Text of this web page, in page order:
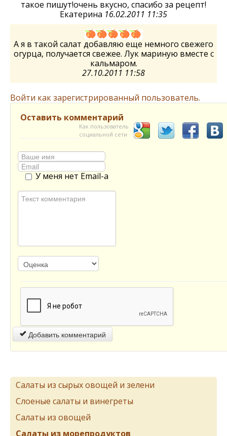
такое пишут!очень вкусно, спасибо за рецепт!
Екатерина 16.02.2011 11:35
А я в такой салат добавляю еще немного свежего
огурца, получается свежее. Лук мариную вместе с
кальмаром.
27.10.2011 11:58
Войти как зарегистрированный пользователь.
Оставить комментарий
Как пользователь
социальной сети
У меня нет Email-а
Добавить комментарий
Салаты из сырых овощей и зелени
Слоеные салаты и винегреты
Салаты из овощей
Салаты из морепродуктов